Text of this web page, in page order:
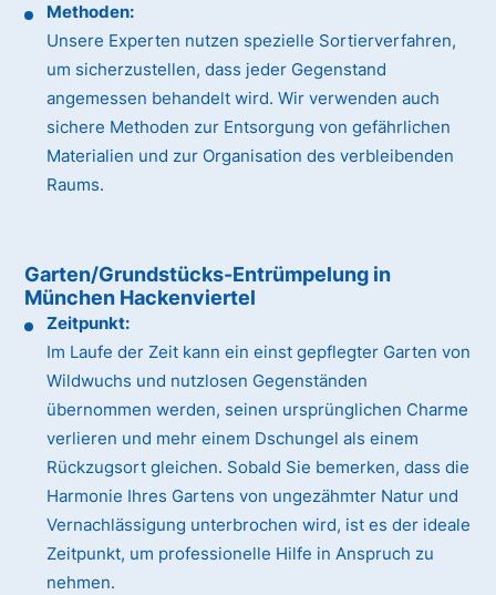
Methoden:
Unsere Experten nutzen spezielle Sortierverfahren,
um sicherzustellen, dass jeder Gegenstand
angemessen behandelt wird. Wir verwenden auch
sichere Methoden zur Entsorgung von gefährlichen
Materialien und zur Organisation des verbleibenden
Raums.
Garten/Grundstücks-Entrümpelung in
München Hackenviertel
Zeitpunkt:
Im Laufe der Zeit kann ein einst gepflegter Garten von
Wildwuchs und nutzlosen Gegenständen
übernommen werden, seinen ursprünglichen Charme
verlieren und mehr einem Dschungel als einem
Rückzugsort gleichen. Sobald Sie bemerken, dass die
Harmonie Ihres Gartens von ungezähmter Natur und
Vernachlässigung unterbrochen wird, ist es der ideale
Zeitpunkt, um professionelle Hilfe in Anspruch zu
nehmen.